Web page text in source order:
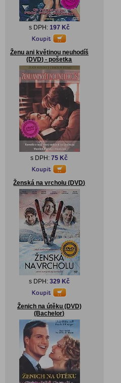
s DPH: 197 Kč
Ženu ani květinou neuhodíš
(DVD) - pošetka
s DPH:75 Kč
Ženská na vrcholu (DVD)
s DPH: 329 Kč
Ženich na útěku (DVD)
(Bachelor)